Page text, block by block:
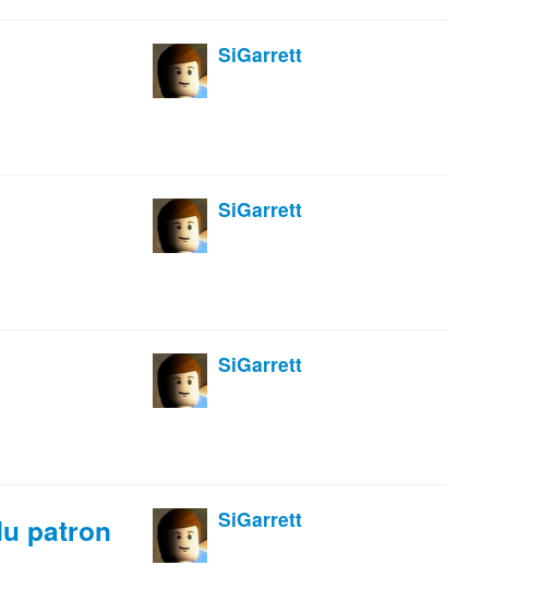
SiGarrett
SiGarrett
SiGarrett
patron SiGarrett